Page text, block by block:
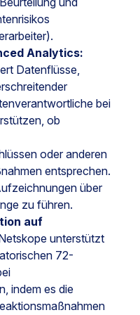
Analytics:
Datenflüsse,
bei
ob
oder anderen
entsprechen.
über
zu führen.
auf
unterstützt
72-
indem es die